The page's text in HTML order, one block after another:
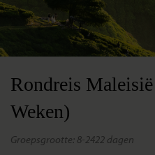
Rondreis
Weken)
groepsgrootte: 8-24 22 dagen